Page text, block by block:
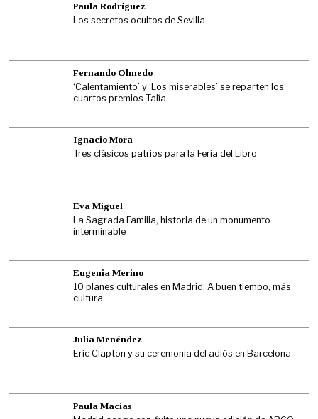
Paula Rodríguez
Los secretos ocultos de Sevilla
Fernando Olmedo
‘Calentamiento’ y ‘Los miserables’ se reparten los
cuartos premios Talía
Ignacio Mora
Tres clásicos patrios para la Feria del Libro
Eva Miguel
La Sagrada Familia, historia de un monumento
interminable
Eugenia Merino
10 planes culturales en Madrid: A buen tiempo, más
cultura
Julia Menéndez
Eric Clapton y su ceremonia del adiós en Barcelona
Paula Macías